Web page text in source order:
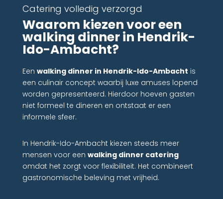
Catering volledig verzorgd
Waarom kiezen voor een
walking dinner in Hendrik-
Ido-Ambacht?
Een walking dinner in Hendrik-Ido-Ambacht is
een culinair concept waarbij luxe amuses lopend
worden gepresenteerd. Hierdoor hoeven gasten
niet formeel te dineren en ontstaat er een
informele sfeer.
In Hendrik-Ido-Ambacht kiezen steeds meer
mensen voor een walking dinner catering
omdat het zorgt voor flexibiliteit. Het combineert
gastronomische beleving met vrijheid.